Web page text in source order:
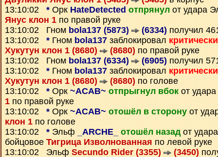
13:10:02 * Орк HateDetected отпрянул от удара
Янус клон 1 по правой руке
13:10:02 Гном bola137 (5873) (6334) получил
13:10:02 * Гном bola137 заблокировал
Хукутун клон 1 (8680)
(8680) по правой руке
13:10:02 Гном bola137 (6334) (6905) получил
13:10:02 * Гном bola137 заблокировал
Хукутун клон 1 (8680)
(8680) по голове
13:10:02 * Орк ~ACAB~ отпрыгнул вбок от
1 по правой руке
13:10:02 * Орк ~ACAB~ отошёл в сторону от
клон 1 по голове
13:10:02 * Эльф _ARCHE_ отошёл назадот
бойцовое Тигрица Изволнованная по левой руке
13:10:02 Эльф Secundo Rider (3355) (3450)